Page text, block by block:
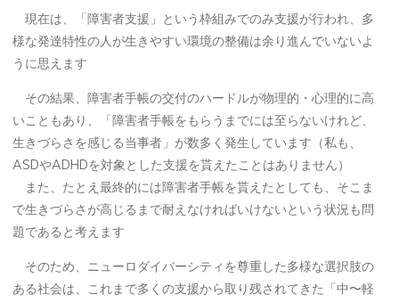
現在は、「障害者支援」という枠組みでのみ支援が行われ、多
様な発達特性の人が生きやすい環境の整備は余り進んでいないよ
うに思えます
その結果、障害者手帳の交付のハードルが物理的・心理的に高
いこともあり、「障害者手帳をもらうまでには至らないけれど、
生きづらさを感じる当事者」が数多く発生しています（私も、
ASDやADHDを対象とした支援を貰えたことはありません）
また、たとえ最終的には障害者手帳を貰えたとしても、そこま
で生きづらさが高じるまで耐えなければいけないという状況も問
題であると考えます
そのため、ニューロダイバーシティを尊重した多様な選択肢の
ある社会は、これまで多くの支援から取り残されてきた「中〜軽